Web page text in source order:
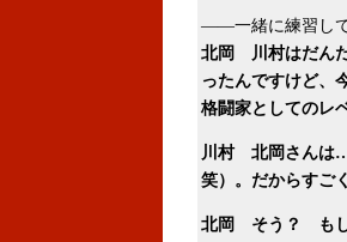
――一緒に練習して
北岡 川村はだん
ったんですけど、
格闘家としてのレ
川村 北岡さんは
笑）。だからすご
北岡 そう？ もし